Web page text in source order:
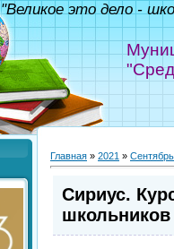
"Великое это дело -
Главная » 2021 » Сентябрь
Сириус.
школьников